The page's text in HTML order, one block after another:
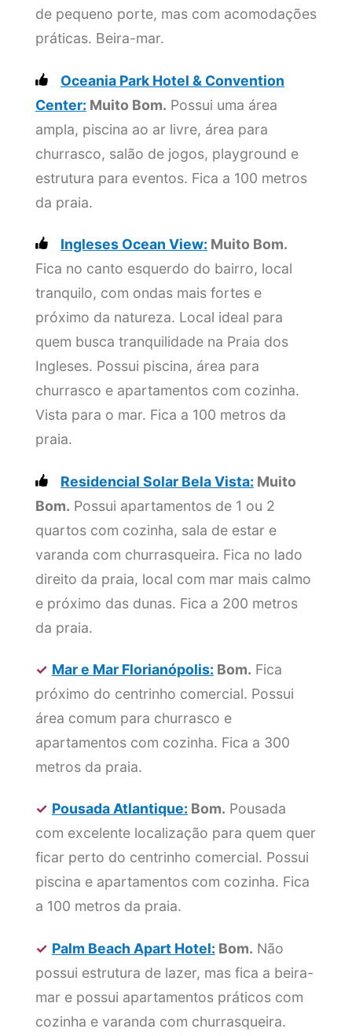
de pequeno porte, mas com acomodações
práticas. Beira-mar.
Oceania Park Hotel & Convention
Center: Muito Bom. Possui uma área
ampla, piscina ao ar livre, área para
churrasco, salão de jogos, playground e
estrutura para eventos. Fica a 100 metros
da praia.
Ingleses Ocean View: Muito Bom.
Fica no canto esquerdo do bairro, local
tranquilo, com ondas mais fortes e
próximo da natureza. Local ideal para
quem busca tranquilidade na Praia dos
Ingleses. Possui piscina, área para
churrasco e apartamentos com cozinha.
Vista para o mar. Fica a 100 metros da
praia.
Residencial Solar Bela Vista: Muito
Bom. Possui apartamentos de 1 ou 2
quartos com cozinha, sala de estar e
varanda com churrasqueira. Fica no lado
direito da praia, local com mar mais calmo
e próximo das dunas. Fica a 200 metros
da praia.
✓ Mar e Mar Florianópolis: Bom. Fica
próximo do centrinho comercial. Possui
área comum para churrasco e
apartamentos com cozinha. Fica a 300
metros da praia.
✓ Pousada Atlantique: Bom. Pousada
com excelente localização para quem quer
ficar perto do centrinho comercial. Possui
piscina e apartamentos com cozinha. Fica
a 100 metros da praia.
✓ Palm Beach Apart Hotel: Bom. Não
possui estrutura de lazer, mas fica a beira-
mar e possui apartamentos práticos com
cozinha e varanda com churrasqueira.